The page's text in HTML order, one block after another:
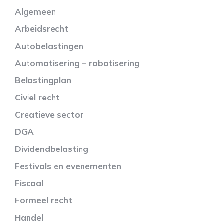
Algemeen
Arbeidsrecht
Autobelastingen
Automatisering – robotisering
Belastingplan
Civiel recht
Creatieve sector
DGA
Dividendbelasting
Festivals en evenementen
Fiscaal
Formeel recht
Handel